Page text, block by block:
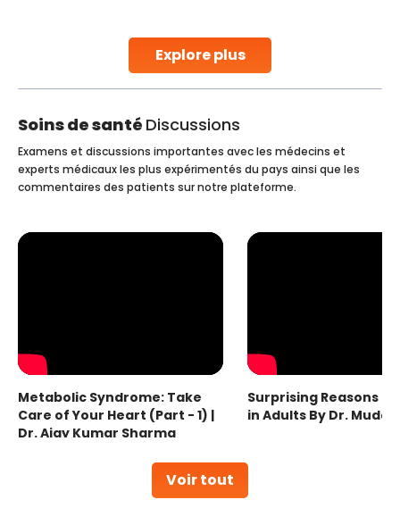
Explore plus
Studies, such as one published
Soins de santé Discussions
Voir tout
Examens et discussions importantes avec les médecins et
experts médicaux les plus expérimentés du pays ainsi que les
commentaires des patients sur notre plateforme.
Metabolic Syndrome: Take
Care of Your Heart (Part - 1) |
Dr. Ajay Kumar Sharma
Surprising Reasons
in Adults By Dr.